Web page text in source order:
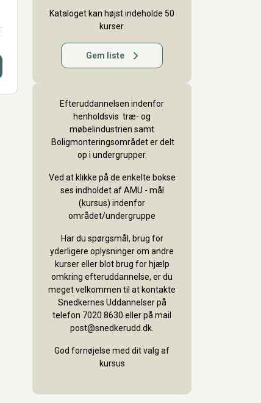
Kataloget kan højst indeholde 50
kurser.
Gem liste
Efteruddannelsen indenfor
henholdsvis træ- og
møbelindustrien samt
Boligmonteringsområdet er delt
op i undergrupper.
Ved at klikke på de enkelte bokse
ses indholdet af AMU - mål
(kursus) indenfor
området/undergruppe
Har du spørgsmål, brug for
yderligere oplysninger om andre
kurser eller blot brug for hjælp
omkring efteruddannelse, er du
meget velkommen til at kontakte
Snedkernes Uddannelser på
telefon 7020 8630 eller på mail
post@snedkerudd.dk.
God fornøjelse med dit valg af
kursus